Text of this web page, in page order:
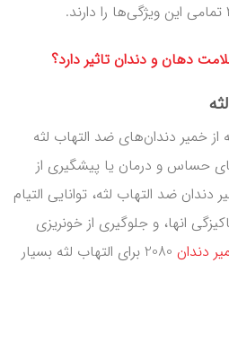
دهان و دندان تاثیر دارد؟
از خمیر دندان‌های ضد التهاب لثه
حساس و درمان یا پیشگیری از
ضد التهاب لثه، توانایی التیام
انها، و جلوگیری از خونریزی
دندان
2080 برای التهاب لثه بسیار